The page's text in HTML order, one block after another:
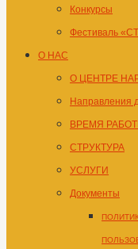
Конкурсы
Фестиваль
О НАС
О ЦЕНТРЕ
Направления
ВРЕМЯ
СТРУКТУРА
УСЛУГИ
Документы